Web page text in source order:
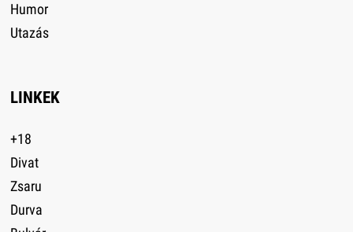
Humor
Utazás
LINKEK
+18
Divat
Zsaru
Durva